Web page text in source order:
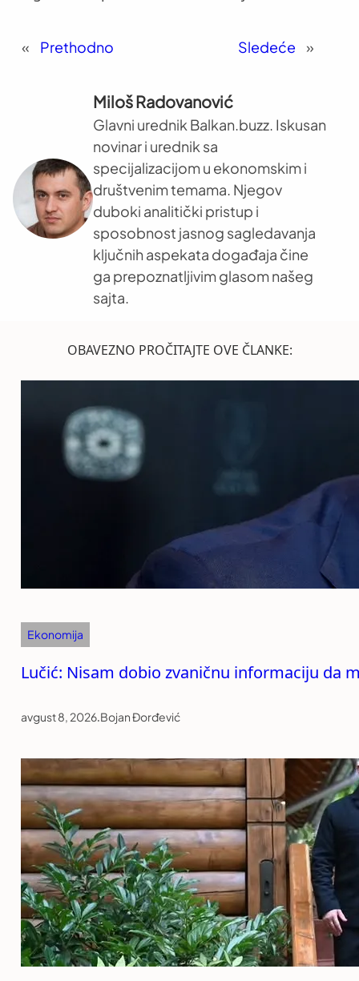
« Prethodno Sledeće »
Miloš Radovanović
Glavni urednik Balkan.buzz. Iskusan
novinar i urednik sa
specijalizacijom u ekonomskim i
društvenim temama. Njegov
duboki analitički pristup i
sposobnost jasnog sagledavanja
ključnih aspekata događaja čine
ga prepoznatljivim glasom našeg
sajta.
OBAVEZNO PROČITAJTE OVE ČLANKE:
Ekonomija
Lučić: Nisam dobio zvaničnu informaciju da
avgust 8, 2026.Bojan Đorđević